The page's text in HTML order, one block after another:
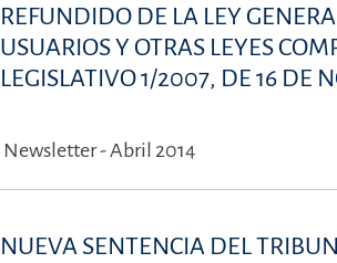
REFUNDIDO DE LA LEY
USUARIOS Y OTRAS LEYES
LEGISLATIVO 1/2007, DE 16 DE
Newsletter - Abril 2014
NUEVA SENTENCIA DEL